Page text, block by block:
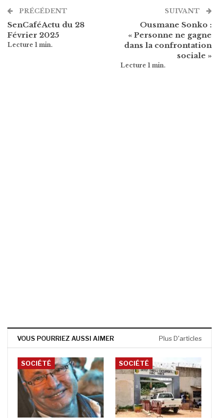
PRÉCÉDENT
SenCaféActu du 28
Février 2025
SUIVANT
Ousmane Sonko :
« Personne ne gagne
dans la confrontation
sociale »
VOUS POURRIEZ AUSSI AIMER Plus D'articles
SOCIÉTÉ SOCIÉTÉ